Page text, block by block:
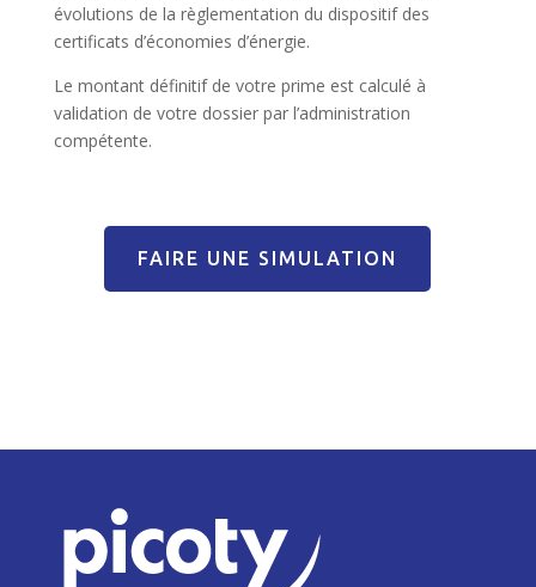
évolutions de la règlementation du dispositif des
certificats d’économies d’énergie.
Le montant définitif de votre prime est calculé à
validation de votre dossier par l’administration
compétente.
FAIRE UNE SIMULATION